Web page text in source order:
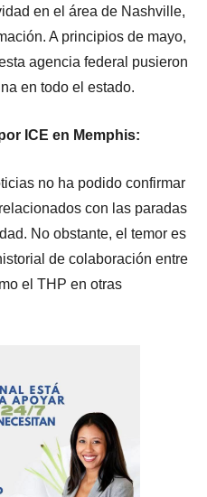
en el área de Nashville,
A principios de mayo,
agencia federal pusieron
en todo el estado.
ICE en Memphis:
no ha podido confirmar
con las paradas
No obstante, el temor es
de colaboración entre
el THP en otras